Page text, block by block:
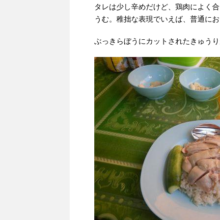
タレは少し辛めだけど、鶏肉によく
うむ。稚拙な表現でいえば、普通に
ぶっきらぼうにカットされたきゅう